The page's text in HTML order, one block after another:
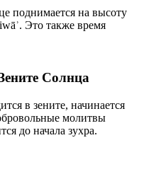
поднимается на высоту
Это также время
Солнца
в зените, начинается
молитвы
до начала зухра.